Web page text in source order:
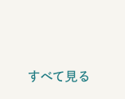
すべて見る